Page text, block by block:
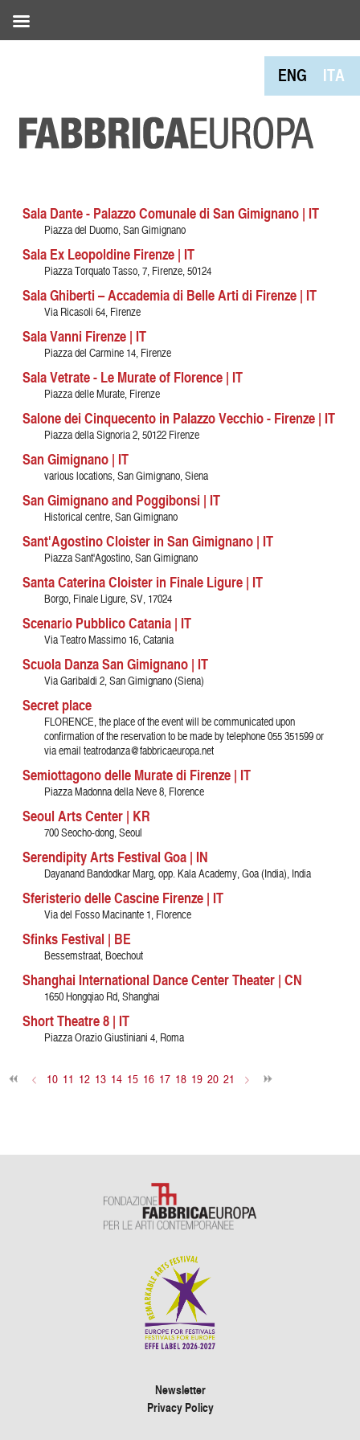
ENG ITA
Sala Dante - Palazzo Comunale di San Gimignano | IT
Piazza del Duomo, San Gimignano
Sala Ex Leopoldine Firenze | IT
Piazza Torquato Tasso, 7, Firenze, 50124
Sala Ghiberti – Accademia di Belle Arti di Firenze | IT
Via Ricasoli 64, Firenze
Sala Vanni Firenze | IT
Piazza del Carmine 14, Firenze
Sala Vetrate - Le Murate of Florence | IT
Piazza delle Murate, Firenze
Salone dei Cinquecento in Palazzo Vecchio - Firenze | IT
Piazza della Signoria 2, 50122 Firenze
San Gimignano | IT
various locations, San Gimignano, Siena
San Gimignano and Poggibonsi | IT
Historical centre, San Gimignano
Sant'Agostino Cloister in San Gimignano | IT
Piazza Sant'Agostino, San Gimignano
Santa Caterina Cloister in Finale Ligure | IT
Borgo, Finale Ligure, SV, 17024
Scenario Pubblico Catania | IT
Via Teatro Massimo 16, Catania
Scuola Danza San Gimignano | IT
Via Garibaldi 2, San Gimignano (Siena)
Secret place
FLORENCE, the place of the event will be communicated upon
confirmation of the reservation to be made by telephone 055 351599 or
via email teatrodanza@fabbricaeuropa.net
Semiottagono delle Murate di Firenze | IT
Piazza Madonna della Neve 8, Florence
Seoul Arts Center | KR
700 Seocho-dong, Seoul
Serendipity Arts Festival Goa | IN
Dayanand Bandodkar Marg, opp. Kala Academy, Goa (India), India
Sferisterio delle Cascine Firenze | IT
Via del Fosso Macinante 1, Florence
Sfinks Festival | BE
Bessemstraat, Boechout
Shanghai International Dance Center Theater | CN
1650 Hongqiao Rd, Shanghai
Short Theatre 8 | IT
Piazza Orazio Giustiniani 4, Roma
< 10 11 12 13 14 15 16 17 18 19 20 21 >
Newsletter
Privacy Policy